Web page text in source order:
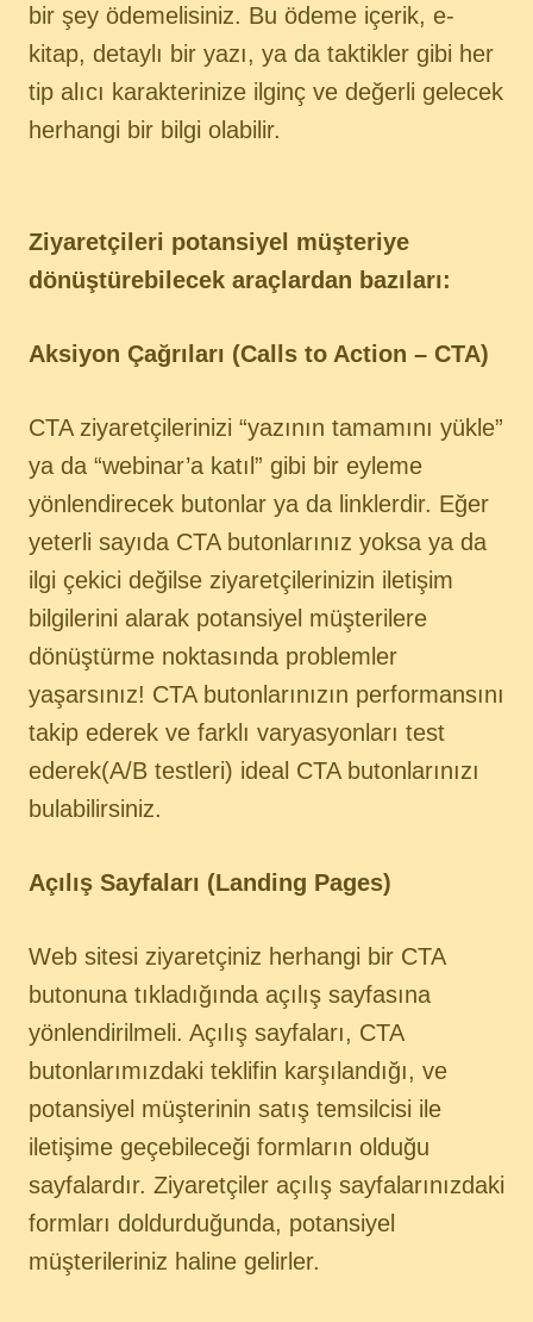
bir şey ödemelisiniz. Bu ödeme içerik, e-
kitap, detaylı bir yazı, ya da taktikler gibi her
tip alıcı karakterinize ilginç ve değerli gelecek
herhangi bir bilgi olabilir.
Ziyaretçileri potansiyel müşteriye
dönüştürebilecek araçlardan bazıları:
Aksiyon Çağrıları (Calls to Action – CTA)
CTA ziyaretçilerinizi “yazının tamamını yükle”
ya da “webinar’a katıl” gibi bir eyleme
yönlendirecek butonlar ya da linklerdir. Eğer
yeterli sayıda CTA butonlarınız yoksa ya da
ilgi çekici değilse ziyaretçilerinizin iletişim
bilgilerini alarak potansiyel müşterilere
dönüştürme noktasında problemler
yaşarsınız! CTA butonlarınızın performansını
takip ederek ve farklı varyasyonları test
ederek(A/B testleri) ideal CTA butonlarınızı
bulabilirsiniz.
Açılış Sayfaları (Landing Pages)
Web sitesi ziyaretçiniz herhangi bir CTA
butonuna tıkladığında açılış sayfasına
yönlendirilmeli. Açılış sayfaları, CTA
butonlarımızdaki teklifin karşılandığı, ve
potansiyel müşterinin satış temsilcisi ile
iletişime geçebileceği formların olduğu
sayfalardır. Ziyaretçiler açılış sayfalarınızdaki
formları doldurduğunda, potansiyel
müşterileriniz haline gelirler.